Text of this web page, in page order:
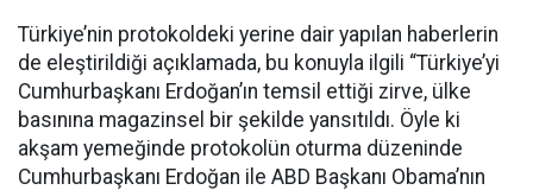
Türkiye’nin protokoldeki yerine dair yapılan haberlerin
de eleştirildiği açıklamada, bu konuyla ilgili “Türkiye’yi
Cumhurbaşkanı Erdoğan’ın temsil ettiği zirve, ülke
basınına magazinsel bir şekilde yansıtıldı. Öyle ki
akşam yemeğinde protokolün oturma düzeninde
Cumhurbaşkanı Erdoğan ile ABD Başkanı Obama’nın